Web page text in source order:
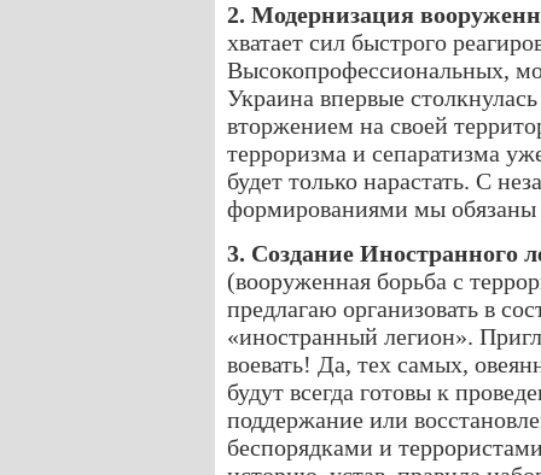
2. Модернизация
хватает сил быстрого
Высокопрофессиональных,
Украина впервые
вторжением на своей
терроризма и сепаратизма
будет только нарастать. С
формированиями мы обязаны
3. Создание Иностранного
(вооруженная борьба с
предлагаю организовать в
«иностранный легион».
воевать! Да, тех самых,
будут всегда готовы к
поддержание или
беспорядками и